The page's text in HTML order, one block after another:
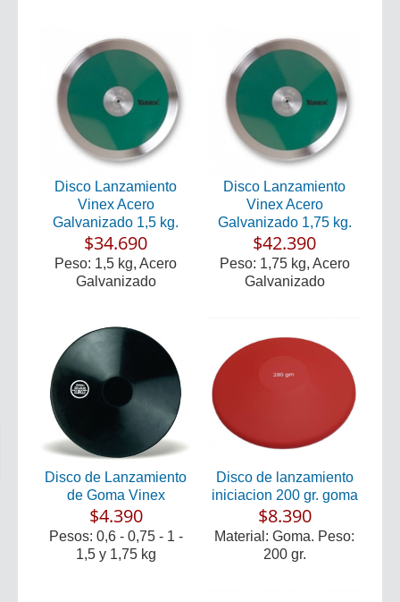
Disco Lanzamiento
Vinex Acero
Galvanizado 1,5 kg.
$34.690
Peso: 1,5 kg, Acero
Galvanizado
Disco Lanzamiento
Vinex Acero
Galvanizado 1,75 kg.
$42.390
Peso: 1,75 kg, Acero
Galvanizado
Disco de Lanzamiento
de Goma Vinex
$4.390
Pesos: 0,6 - 0,75 - 1 -
1,5 y 1,75 kg
Disco de lanzamiento
iniciacion 200 gr. goma
$8.390
Material: Goma. Peso:
200 gr.